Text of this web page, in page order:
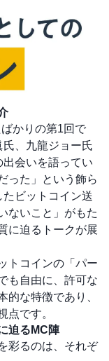
かりの第1回で
、九龍ジョー氏
会いを語ってい
った」という飾ら
ビットコイン送
ないこと」がもた
に迫るトークが展
トコインの「パー
も自由に、許可な
的な特徴であり、
点です。
迫るMC陣
彩るのは、それぞ